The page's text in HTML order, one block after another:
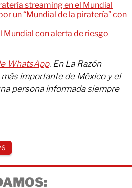
streaming en el Mundial
un “Mundial de la piratería” con
Mundial con alerta de riesgo
WhatsApp. En La Razón
importante de México y el
persona informada siempre